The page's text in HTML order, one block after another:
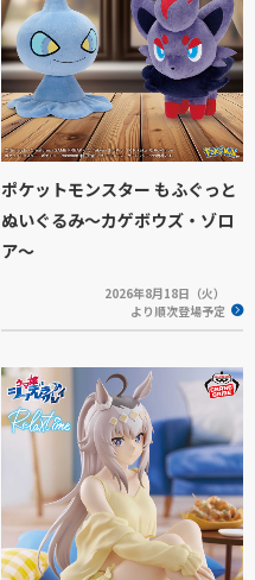
ポケットモンスター もふぐっと
ぬいぐるみ～カゲボウズ・ゾロ
ア～
2026年8月18日（火）
より順次登場予定